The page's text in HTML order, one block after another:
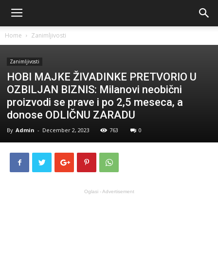
Home Zanimljivosti
Zanimljivosti
HOBI MAJKE ŽIVADINKE PRETVORIO U
OZBILJAN BIZNIS: Milanovi neobični
proizvodi se prave i po 2,5 meseca, a
donose ODLIČNU ZARADU
By Admin - December 2, 2023 763 0
Oglasi - Advertisement